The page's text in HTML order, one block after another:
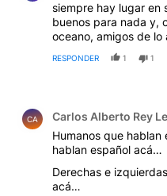
siempre hay lugar en
buenos para nada y,
oceano, amigos de lo
RESPONDER 1 1
CA Carlos Alberto Rey
Humanos que hablan
hablan español acá…
Derechas e
acá…